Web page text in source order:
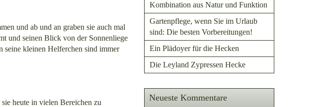
und ab und an graben sie auch mal
und seinen Blick von der Sonnenliege
seine kleinen Helferchen sind immer
heute in vielen Bereichen zu
Kombination aus Natur und Funktion
Gartenpflege, wenn Sie im Urlaub
sind: Die besten Vorbereitungen!
Ein Plädoyer für die Hecken
Die Leyland Zypressen Hecke
Neueste Kommentare